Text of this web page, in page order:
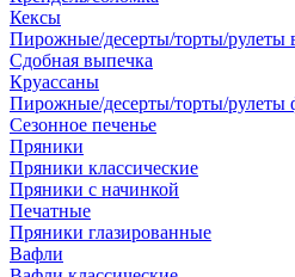
Кексы
Пирожные/десерты/торты/рулеты
Сдобная выпечка
Круассаны
Пирожные/десерты/торты/рулеты
Сезонное печенье
Пряники
Пряники классические
Пряники с начинкой
Печатные
Пряники глазированные
Вафли